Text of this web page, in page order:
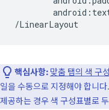
핵심사항: 맞춤 탭의 색 구
일을 수동으로 지정해야 합니
제공하는 경우 색 구성표별로